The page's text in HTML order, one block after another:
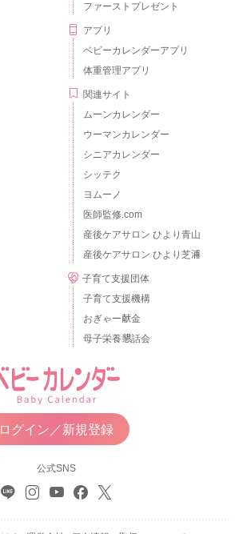
ファーストプレゼント
アプリ
ベビーカレンダーアプリ
体重管理アプリ
関連サイト
ムーンカレンダー
ウーマンカレンダー
シニアカレンダー
シッテク
ヨムーノ
医師監修.com
産後ケアサロン ひより青山
産後ケアサロン ひより芝浦
子育て支援団体
子育て支援機構
おぎゃー献金
母子栄養懇話会
ログイン／新規登録
公式SNS